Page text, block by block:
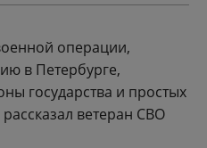
операции,
в Петербурге,
государства и простых
ветеран СВО